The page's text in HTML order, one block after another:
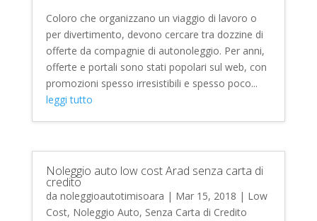
Coloro che organizzano un viaggio di lavoro o
per divertimento, devono cercare tra dozzine di
offerte da compagnie di autonoleggio. Per anni,
offerte e portali sono stati popolari sul web, con
promozioni spesso irresistibili e spesso poco...
leggi tutto
Noleggio auto low cost Arad senza carta di
credito
da noleggioautotimisoara | Mar 15, 2018 | Low
Cost, Noleggio Auto, Senza Carta di Credito